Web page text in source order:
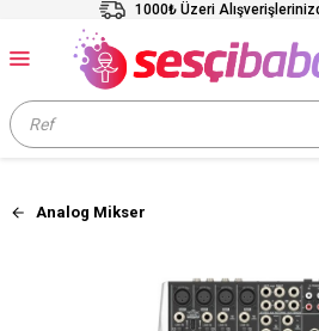
1000₺ Üzeri
Analog Mikser